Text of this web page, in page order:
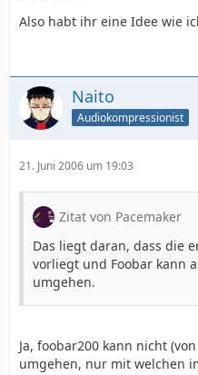
Also habt ihr eine Idee wie
Naito
Audiokompressionist
21. Juni 2006 um 19:03
Zitat von Pacemaker
Das liegt daran, dass die
vorliegt und Foobar kann
umgehen.
Ja, foobar200 kann nicht
umgehen, nur mit welchen